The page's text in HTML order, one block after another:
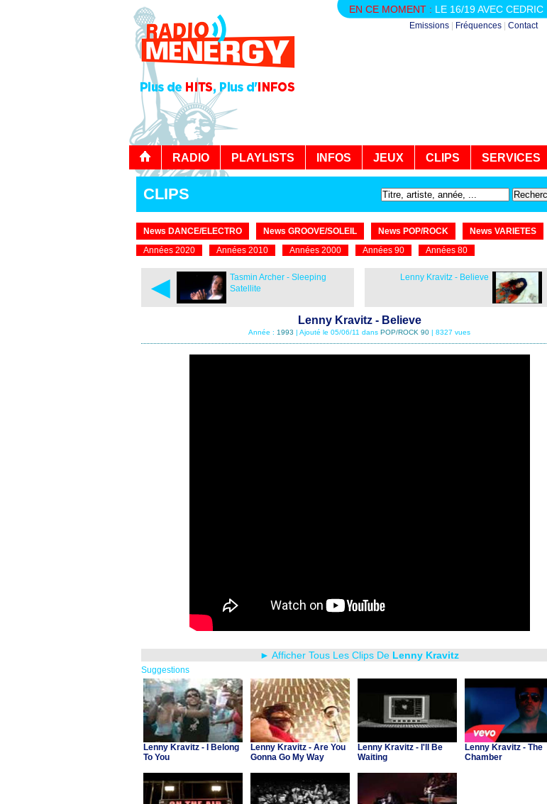
EN CE MOMENT : LE 16/19 AVEC CEDRIC
Emissions Fréquences Contact
RADIO PLAYLISTS INFOS JEUX CLIPS SERVICES
CLIPS
News DANCE/ELECTRO News GROOVE/SOLEIL News POP/ROCK
News VARIETES
Années 2020
Années 2010 Années 2000 Années 90 Années 80
◄
Tasmin Archer - Sleeping
Satellite
Lenny Kravitz - Believe
Lenny Kravitz - Believe
Année : 1993 | Ajouté le 05/06/11 dans POP/ROCK 90 | 8327 vues
► Afficher Tous Les Clips De Lenny Kravitz
Suggestions
Lenny Kravitz - I Belong
To You
Lenny Kravitz - Are You
Gonna Go My Way
Lenny Kravitz - I'll Be
Waiting
Lenny Kravitz - The
Chamber